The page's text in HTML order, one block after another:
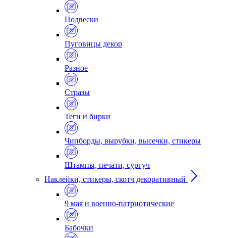
Подвески
Пуговицы декор
Разное
Стразы
Теги и бирки
Чипборды, вырубки, высечки, стикеры
Штампы, печати, сургуч
Наклейки, стикеры, скотч декоративный
9 мая и военно-патриотические
Бабочки